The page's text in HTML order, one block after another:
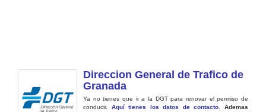
Direccion General de Trafico de
Granada
Ya no tienes que ir a la DGT para renovar el permiso de
conducir. Aquí tienes los datos de contacto .Ademas